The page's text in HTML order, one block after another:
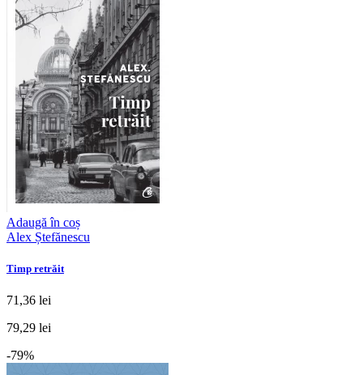
Adaugă în coș
Alex Ștefănescu
Timp retrăit
71,36 lei
79,29 lei
-79%